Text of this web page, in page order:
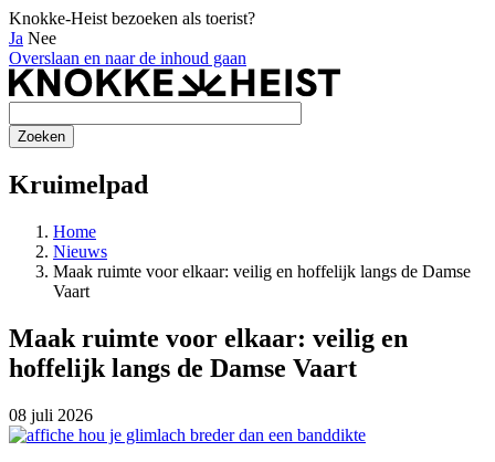
Knokke-Heist bezoeken als toerist?
Ja Nee
Overslaan en naar de inhoud gaan
Kruimelpad
Home
Nieuws
Maak ruimte voor elkaar: veilig en hoffelijk langs de Damse
Vaart
Maak ruimte voor elkaar: veilig en
hoffelijk langs de Damse Vaart
08 juli 2026